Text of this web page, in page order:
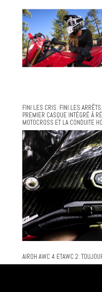
FINI LES CRIS. FINI LES
PREMIER CASQUE INTÉGRÉ À
MOTOCROSS ET LA CONDUITE
AIROH AWC 4 ETAWC 2: